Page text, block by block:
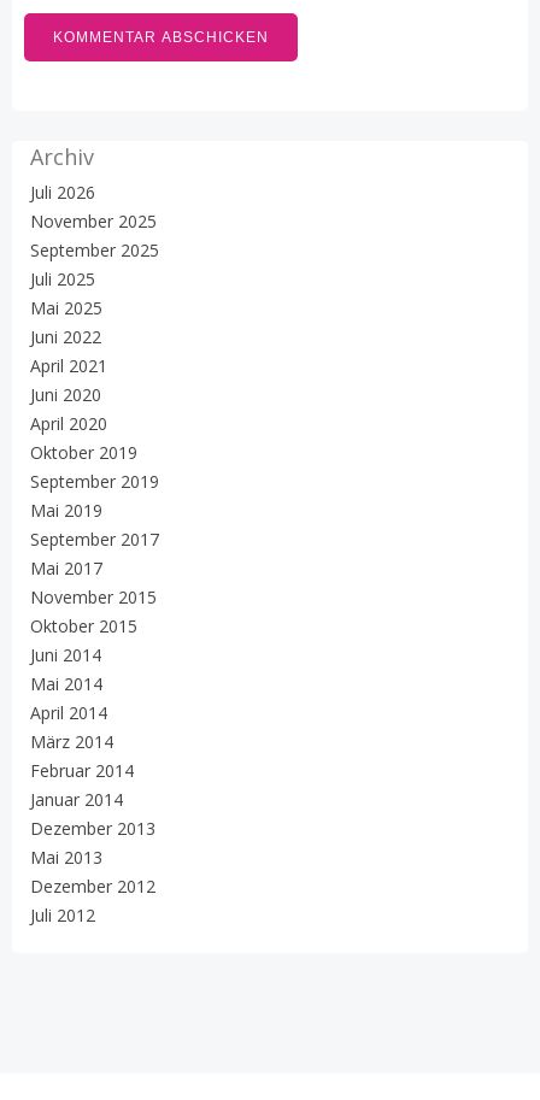
Archiv
Juli 2026
November 2025
September 2025
Juli 2025
Mai 2025
Juni 2022
April 2021
Juni 2020
April 2020
Oktober 2019
September 2019
Mai 2019
September 2017
Mai 2017
November 2015
Oktober 2015
Juni 2014
Mai 2014
April 2014
März 2014
Februar 2014
Januar 2014
Dezember 2013
Mai 2013
Dezember 2012
Juli 2012